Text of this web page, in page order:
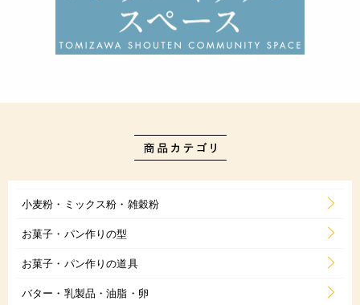
小麦粉・ミックス粉・雑穀粉
お菓子・パン作りの型
お菓子・パン作りの道具
バター・乳製品・油脂・卵